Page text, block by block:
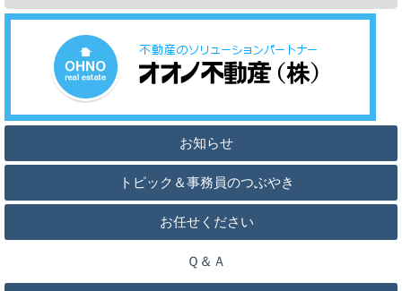
お知らせ
トピック＆事務員のつぶやき
お任せください
Ｑ＆Ａ